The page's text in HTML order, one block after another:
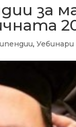
за
,Уебинари